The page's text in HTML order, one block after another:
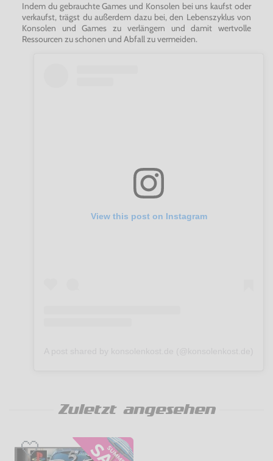
Indem du gebrauchte Games und Konsolen bei uns kaufst oder
verkaufst, trägst du außerdem dazu bei, den Lebenszyklus von
Konsolen und Games zu verlängern und damit wertvolle
Ressourcen zu schonen und Abfall zu vermeiden.
View this post on Instagram
Zuletzt angesehen